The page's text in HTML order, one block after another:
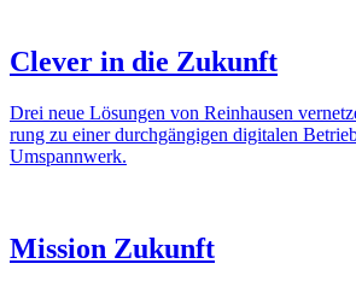
Clever in die Zukunft
Drei neue Lösungen von Rein­hausen
rung zu einer durch­gän­gigen digi­talen
Umspann­werk.
Mission Zukunft